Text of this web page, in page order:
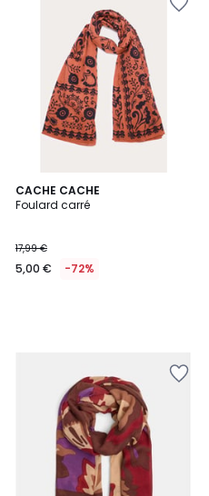
CACHE CACHE
Foulard carré
17,99 €
5,00 € -72%